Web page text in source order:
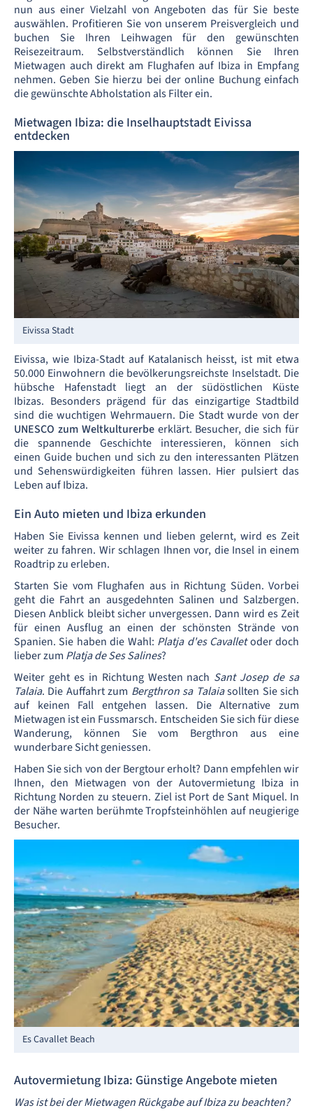
nun aus einer Vielzahl von Angeboten das für Sie beste
auswählen. Profitieren Sie von unserem Preisvergleich und
buchen Sie Ihren Leihwagen für den gewünschten
Reisezeitraum. Selbstverständlich können Sie Ihren
Mietwagen auch direkt am Flughafen auf Ibiza in Empfang
nehmen. Geben Sie hierzu bei der online Buchung einfach
die gewünschte Abholstation als Filter ein.
Mietwagen Ibiza: die Inselhauptstadt Eivissa
entdecken
Eivissa Stadt
Eivissa, wie Ibiza-Stadt auf Katalanisch heisst, ist mit etwa
50.000 Einwohnern die bevölkerungsreichste Inselstadt. Die
hübsche Hafenstadt liegt an der südöstlichen Küste
Ibizas. Besonders prägend für das einzigartige Stadtbild
sind die wuchtigen Wehrmauern. Die Stadt wurde von der
UNESCO zum Weltkulturerbeerklärt. Besucher, die sich für
die spannende Geschichte interessieren, können sich
einen Guide buchen und sich zu den interessanten Plätzen
und Sehenswürdigkeiten führen lassen. Hier pulsiert das
Leben auf Ibiza.
Ein Auto mieten und Ibiza erkunden
Haben Sie Eivissa kennen und lieben gelernt, wird es Zeit
weiter zu fahren. Wir schlagen Ihnen vor, die Insel in einem
Roadtrip zu erleben.
Starten Sie vom Flughafen aus in Richtung Süden. Vorbei
geht die Fahrt an ausgedehnten Salinen und Salzbergen.
Diesen Anblick bleibt sicher unvergessen. Dann wird es Zeit
für einen Ausflug an einen der schönsten Strände von
Spanien. Sie haben die Wahl: Platja d'es Cavalletoder doch
lieber zum Platja de Ses Salines?
Weiter geht es in Richtung Westen nach Sant Josep de sa
Talaia. Die Auffahrt zum Bergthron sa Talaiasollten Sie sich
auf keinen Fall entgehen lassen. Die Alternative zum
Mietwagen ist ein Fussmarsch. Entscheiden Sie sich für diese
Wanderung, können Sie vom Bergthron aus eine
wunderbare Sicht geniessen.
Haben Sie sich von der Bergtour erholt? Dann empfehlen wir
Ihnen, den Mietwagen von der Autovermietung Ibiza in
Richtung Norden zu steuern. Ziel ist Port de Sant Miquel. In
der Nähe warten berühmte Tropfsteinhöhlen auf neugierige
Besucher.
Es Cavallet Beach
Autovermietung Ibiza: Günstige Angebote mieten
Was ist bei der Mietwagen Rückgabe auf Ibiza zu beachten?